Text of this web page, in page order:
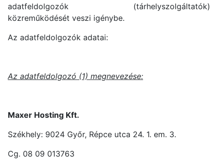
adatfeldolgozók (tárhelyszolgáltatók)
közreműködését veszi igénybe.
Az adatfeldolgozók adatai:
Az adatfeldolgozó (1) megnevezése:
Maxer Hosting Kft.
Székhely: 9024 Győr, Répce utca 24. 1. em. 3.
Cg. 08 09 013763